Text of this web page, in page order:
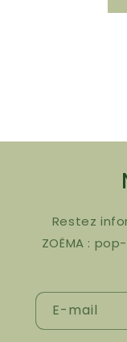
Restez
ZOËMA :
E-mail